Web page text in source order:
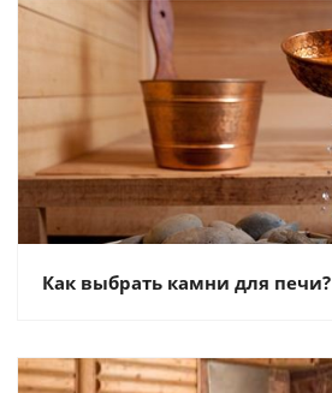
Как выбрать камни для печи?